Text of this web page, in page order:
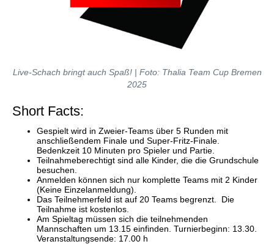
Live-Schach bringt auch Spaß! | Foto: Thalia Team Cup Bremen
2025
Short Facts:
Gespielt wird in Zweier-Teams über 5 Runden mit
anschließendem Finale und Super-Fritz-Finale.
Bedenkzeit 10 Minuten pro Spieler und Partie.
Teilnahmeberechtigt sind alle Kinder, die die Grundschule
besuchen.
Anmelden können sich nur komplette Teams mit 2 Kinder
(Keine Einzelanmeldung).
Das Teilnehmerfeld ist auf 20 Teams begrenzt. Die
Teilnahme ist kostenlos.
Am Spieltag müssen sich die teilnehmenden
Mannschaften um 13.15 einfinden. Turnierbeginn: 13.30.
Veranstaltungsende: 17.00 h